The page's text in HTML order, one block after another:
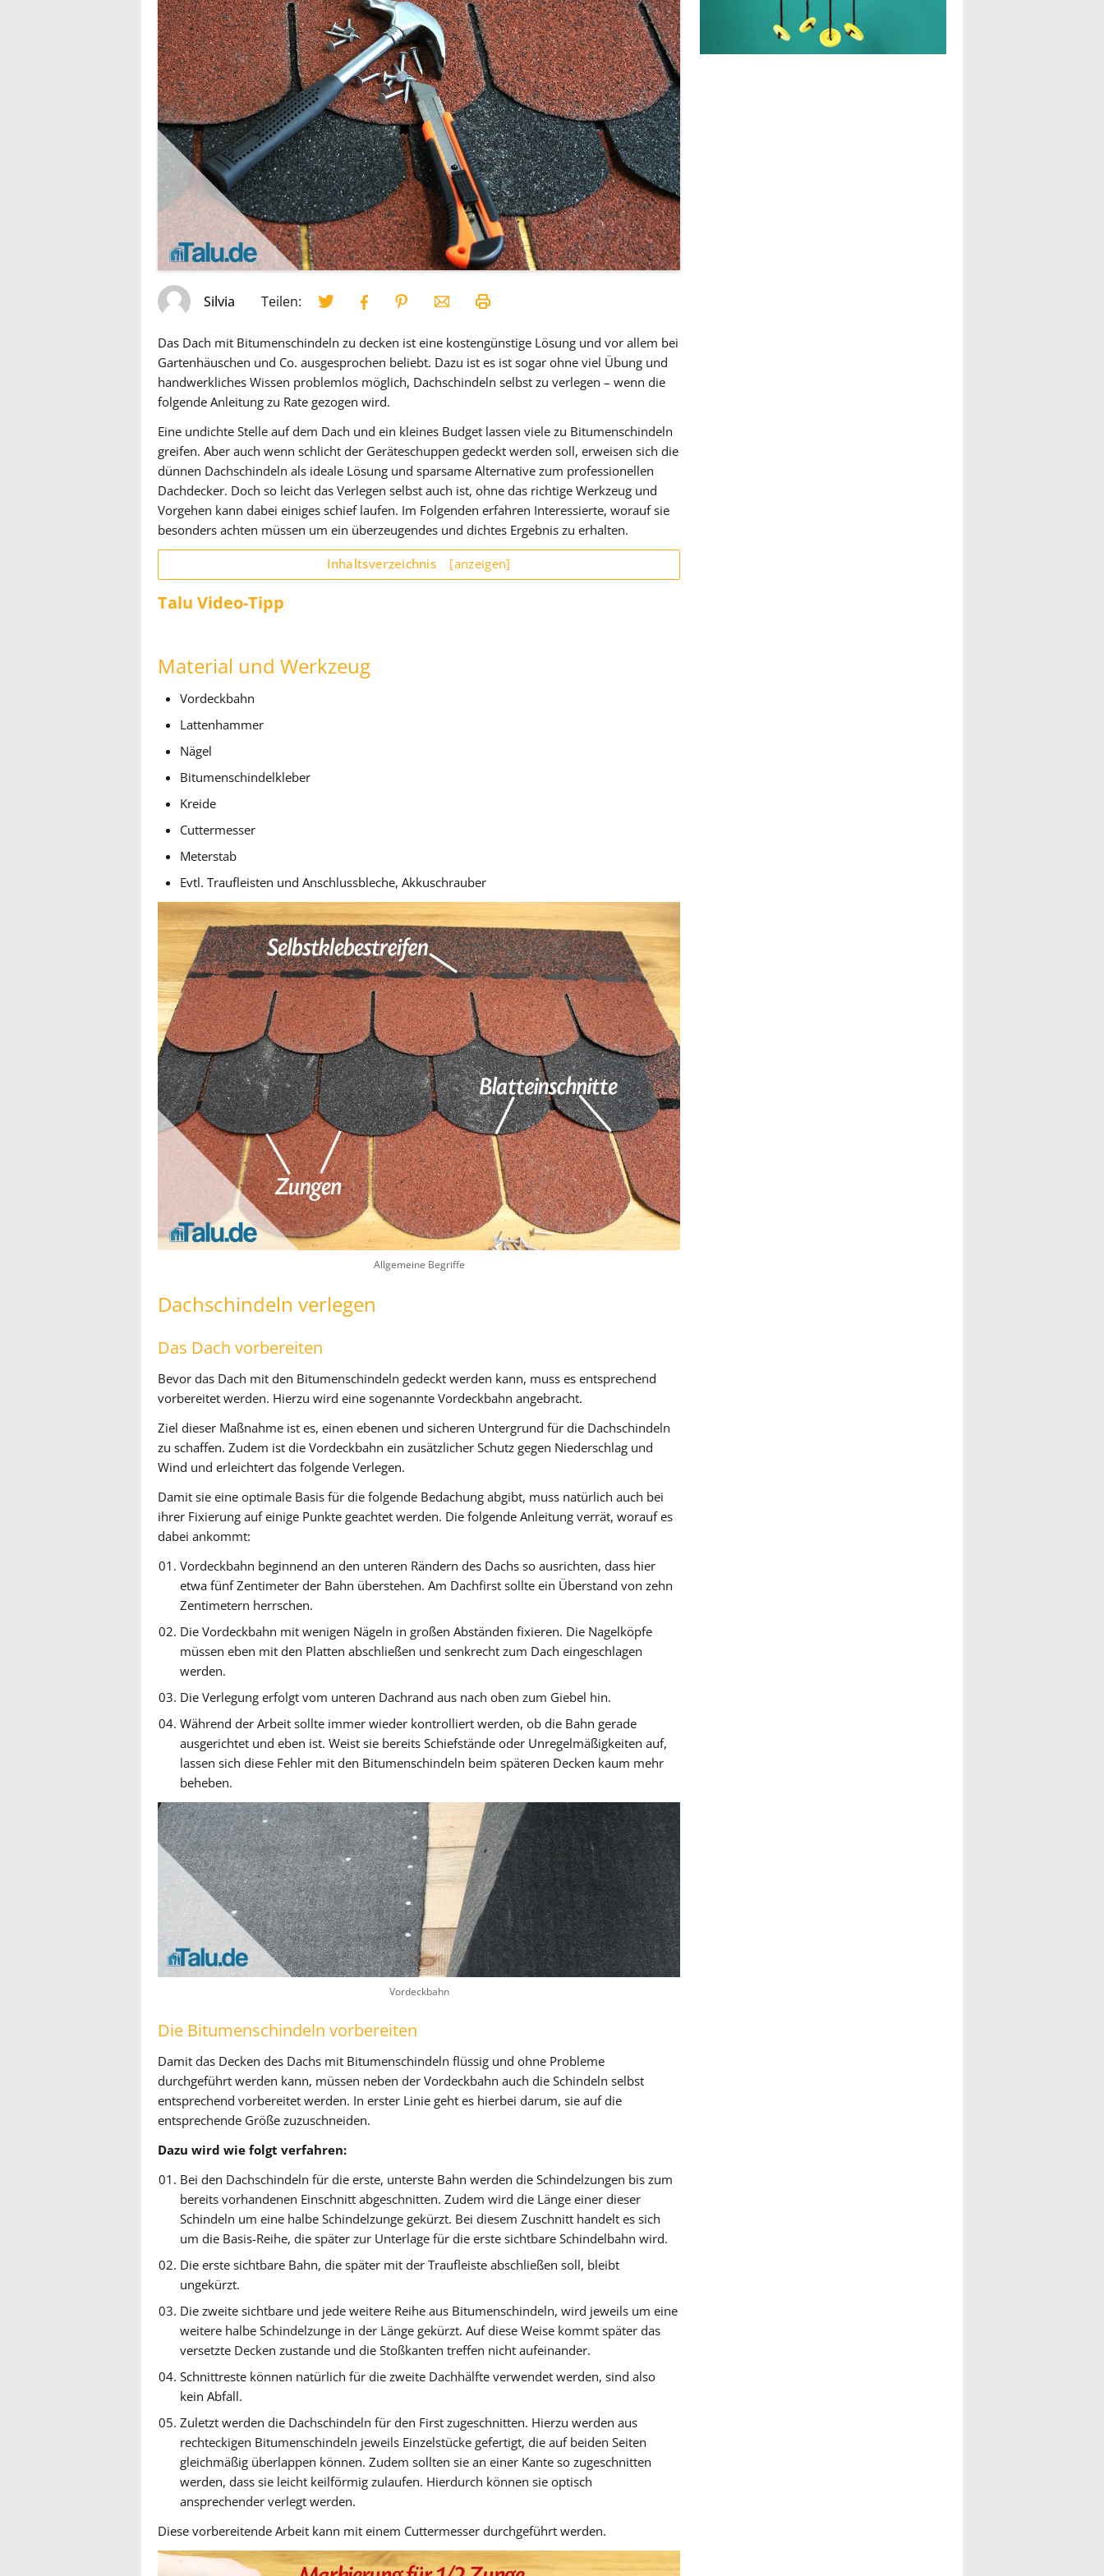
Silvia Teilen:
Das Dach mit Bitumenschindeln zu decken ist eine kostengünstige Lösung und vor allem bei
Gartenhäuschen und Co. ausgesprochen beliebt. Dazu ist es ist sogar ohne viel Übung und
handwerkliches Wissen problemlos möglich, Dachschindeln selbst zu verlegen – wenn die
folgende Anleitung zu Rate gezogen wird.
Eine undichte Stelle auf dem Dach und ein kleines Budget lassen viele zu Bitumenschindeln
greifen. Aber auch wenn schlicht der Geräteschuppen gedeckt werden soll, erweisen sich die
dünnen Dachschindeln als ideale Lösung und sparsame Alternative zum professionellen
Dachdecker. Doch so leicht das Verlegen selbst auch ist, ohne das richtige Werkzeug und
Vorgehen kann dabei einiges schief laufen. Im Folgenden erfahren Interessierte, worauf sie
besonders achten müssen um ein überzeugendes und dichtes Ergebnis zu erhalten.
Inhaltsverzeichnis [anzeigen]
Talu Video-Tipp
Material und Werkzeug
Vordeckbahn
Lattenhammer
Nägel
Bitumenschindelkleber
Kreide
Cuttermesser
Meterstab
Evtl. Traufleisten und Anschlussbleche, Akkuschrauber
Allgemeine Begriffe
Dachschindeln verlegen
Das Dach vorbereiten
Bevor das Dach mit den Bitumenschindeln gedeckt werden kann, muss es entsprechend
vorbereitet werden. Hierzu wird eine sogenannte Vordeckbahn angebracht.
Ziel dieser Maßnahme ist es, einen ebenen und sicheren Untergrund für die Dachschindeln
zu schaffen. Zudem ist die Vordeckbahn ein zusätzlicher Schutz gegen Niederschlag und
Wind und erleichtert das folgende Verlegen.
Damit sie eine optimale Basis für die folgende Bedachung abgibt, muss natürlich auch bei
ihrer Fixierung auf einige Punkte geachtet werden. Die folgende Anleitung verrät, worauf es
dabei ankommt:
Vordeckbahn beginnend an den unteren Rändern des Dachs so ausrichten, dass hier
etwa fünf Zentimeter der Bahn überstehen. Am Dachfirst sollte ein Überstand von zehn
Zentimetern herrschen.
Die Vordeckbahn mit wenigen Nägeln in großen Abständen fixieren. Die Nagelköpfe
müssen eben mit den Platten abschließen und senkrecht zum Dach eingeschlagen
werden.
Die Verlegung erfolgt vom unteren Dachrand aus nach oben zum Giebel hin.
Während der Arbeit sollte immer wieder kontrolliert werden, ob die Bahn gerade
ausgerichtet und eben ist. Weist sie bereits Schiefstände oder Unregelmäßigkeiten auf,
lassen sich diese Fehler mit den Bitumenschindeln beim späteren Decken kaum mehr
beheben.
Vordeckbahn
Die Bitumenschindeln vorbereiten
Damit das Decken des Dachs mit Bitumenschindeln flüssig und ohne Probleme
durchgeführt werden kann, müssen neben der Vordeckbahn auch die Schindeln selbst
entsprechend vorbereitet werden. In erster Linie geht es hierbei darum, sie auf die
entsprechende Größe zuzuschneiden.
Dazu wird wie folgt verfahren:
Bei den Dachschindeln für die erste, unterste Bahn werden die Schindelzungen bis zum
bereits vorhandenen Einschnitt abgeschnitten. Zudem wird die Länge einer dieser
Schindeln um eine halbe Schindelzunge gekürzt. Bei diesem Zuschnitt handelt es sich
um die Basis-Reihe, die später zur Unterlage für die erste sichtbare Schindelbahn wird.
Die erste sichtbare Bahn, die später mit der Traufleiste abschließen soll, bleibt
ungekürzt.
Die zweite sichtbare und jede weitere Reihe aus Bitumenschindeln, wird jeweils um eine
weitere halbe Schindelzunge in der Länge gekürzt. Auf diese Weise kommt später das
versetzte Decken zustande und die Stoßkanten treffen nicht aufeinander.
Schnittreste können natürlich für die zweite Dachhälfte verwendet werden, sind also
kein Abfall.
Zuletzt werden die Dachschindeln für den First zugeschnitten. Hierzu werden aus
rechteckigen Bitumenschindeln jeweils Einzelstücke gefertigt, die auf beiden Seiten
gleichmäßig überlappen können. Zudem sollten sie an einer Kante so zugeschnitten
werden, dass sie leicht keilförmig zulaufen. Hierdurch können sie optisch
ansprechender verlegt werden.
Diese vorbereitende Arbeit kann mit einem Cuttermesser durchgeführt werden.